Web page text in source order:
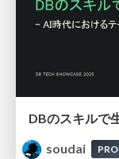
soudai
PRO